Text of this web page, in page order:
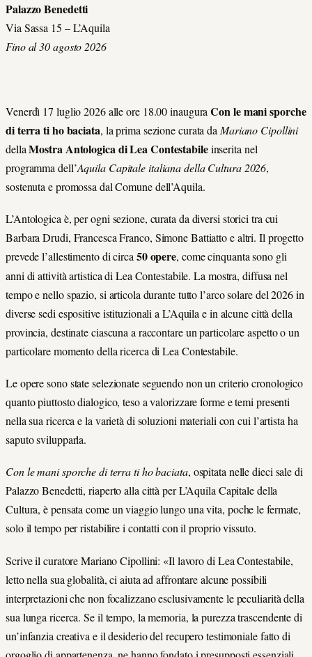
Palazzo Benedetti
Via Sassa 15 – L’Aquila
Fino al 30 agosto 2026
Venerdì 17 luglio 2026 alle ore 18.00 inauguraCon le mani sporche
di terra ti ho baciata, la prima sezione curata da Mariano Cipollini
dellaMostra Antologica di Lea Contestabileinserita nel
programma dell’Aquila Capitale italiana della Cultura 2026,
sostenuta e promossa dal Comune dell’Aquila.
L’Antologica è, per ogni sezione, curata da diversi storici tra cui
Barbara Drudi, Francesca Franco, Simone Battiatto e altri. Il progetto
prevede l’allestimento di circa 50 opere, come cinquanta sono gli
anni di attività artistica di Lea Contestabile. La mostra, diffusa nel
tempo e nello spazio, si articola durante tutto l’arco solare del 2026 in
diverse sedi espositive istituzionali a L’Aquila e in alcune città della
provincia, destinate ciascuna a raccontare un particolare aspetto o un
particolare momento della ricerca di Lea Contestabile.
Le opere sono state selezionate seguendo non un criterio cronologico
quanto piuttosto dialogico, teso a valorizzare forme e temi presenti
nella sua ricerca e la varietà di soluzioni materiali con cui l’artista ha
saputo svilupparla.
Con le mani sporche di terra ti ho baciata, ospitata nelle dieci sale di
Palazzo Benedetti, riaperto alla città per L’Aquila Capitale della
Cultura, è pensata come un viaggio lungo una vita, poche le fermate,
solo il tempo per ristabilire i contatti con il proprio vissuto.
Scrive il curatore Mariano Cipollini: «Il lavoro di Lea Contestabile,
letto nella sua globalità, ci aiuta ad affrontare alcune possibili
interpretazioni che non focalizzano esclusivamente le peculiarità della
sua lunga ricerca. Se il tempo, la memoria, la purezza trascendente di
un’infanzia creativa e il desiderio del recupero testimoniale fatto di